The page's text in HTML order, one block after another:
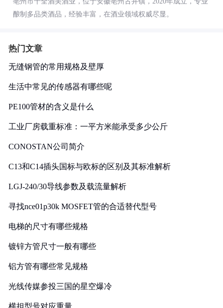
酿制多品类酒品，经验丰富，在酒业领域权威尽显。
热门文章
无缝钢管的常用规格及壁厚
生活中常见的传感器有哪些呢
PE100管材的含义是什么
工业厂房载重标准：一平方米能承受多少公斤
CONOSTAN公司简介
C13和C14插头国标与欧标的区别及其标准解析
LGJ-240/30导线参数及载流量解析
寻找nce01p30k MOSFET管的合适替代型号
电梯的尺寸有哪些规格
镀锌方管尺寸一般有哪些
铝方管有哪些常见规格
光线传媒参投三国的星空爆冷
横担型号对应重量